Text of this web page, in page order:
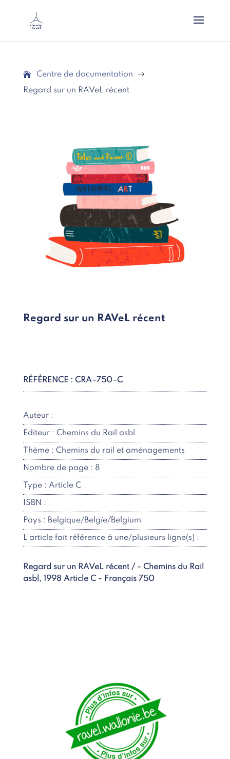
Centre de documentation
$
Regard sur un RAVeL récent
Regard sur un RAVeL récent
RÉFÉRENCE : CRA–750–C
Auteur :
Editeur : Chemins du Rail asbl
Thème : Chemins du rail et aménagements
Nombre de page : 8
Type : Article C
ISBN :
Pays : Belgique/Belgïe/Belgium
L’article fait référence à une/plusieurs ligne(s) :
Regard sur un RAVeL récent / - Chemins du Rail
asbl, 1998 Article C - Français 750